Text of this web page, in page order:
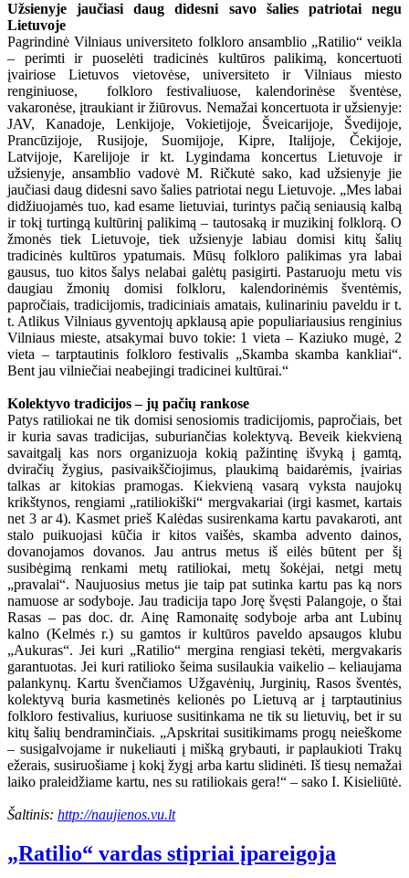
Užsienyje jaučiasi daug didesni savo šalies patriotai negu
Lietuvoje
Pagrindinė Vilniaus universiteto folkloro ansamblio „Ratilio“ veikla
– perimti ir puoselėti tradicinės kultūros palikimą, koncertuoti
įvairiose Lietuvos vietovėse, universiteto ir Vilniaus miesto
renginiuose, folkloro festivaliuose, kalendorinėse šventėse,
vakaronėse, įtraukiant ir žiūrovus. Nemažai koncertuota ir užsienyje:
JAV, Kanadoje, Lenkijoje, Vokietijoje, Šveicarijoje, Švedijoje,
Prancūzijoje, Rusijoje, Suomijoje, Kipre, Italijoje, Čekijoje,
Latvijoje, Karelijoje ir kt. Lygindama koncertus Lietuvoje ir
užsienyje, ansamblio vadovė M. Ričkutė sako, kad užsienyje jie
jaučiasi daug didesni savo šalies patriotai negu Lietuvoje. „Mes labai
didžiuojamės tuo, kad esame lietuviai, turintys pačią seniausią kalbą
ir tokį turtingą kultūrinį palikimą – tautosaką ir muzikinį folklorą. O
žmonės tiek Lietuvoje, tiek užsienyje labiau domisi kitų šalių
tradicinės kultūros ypatumais. Mūsų folkloro palikimas yra labai
gausus, tuo kitos šalys nelabai galėtų pasigirti. Pastaruoju metu vis
daugiau žmonių domisi folkloru, kalendorinėmis šventėmis,
papročiais, tradicijomis, tradiciniais amatais, kulinariniu paveldu ir t.
t. Atlikus Vilniaus gyventojų apklausą apie populiariausius renginius
Vilniaus mieste, atsakymai buvo tokie: 1 vieta – Kaziuko mugė, 2
vieta – tarptautinis folkloro festivalis „Skamba skamba kankliai“.
Bent jau vilniečiai neabejingi tradicinei kultūrai.“
Kolektyvo tradicijos – jų pačių rankose
Patys ratiliokai ne tik domisi senosiomis tradicijomis, papročiais, bet
ir kuria savas tradicijas, suburiančias kolektyvą. Beveik kiekvieną
savaitgalį kas nors organizuoja kokią pažintinę išvyką į gamtą,
dviračių žygius, pasivaikščiojimus, plaukimą baidarėmis, įvairias
talkas ar kitokias pramogas. Kiekvieną vasarą vyksta naujokų
krikštynos, rengiami „ratiliokiški“ mergvakariai (irgi kasmet, kartais
net 3 ar 4). Kasmet prieš Kalėdas susirenkama kartu pavakaroti, ant
stalo puikuojasi kūčia ir kitos vaišės, skamba advento dainos,
dovanojamos dovanos. Jau antrus metus iš eilės būtent per šį
susibėgimą renkami metų ratiliokai, metų šokėjai, netgi metų
„pravalai“. Naujuosius metus jie taip pat sutinka kartu pas ką nors
namuose ar sodyboje. Jau tradicija tapo Jorę švęsti Palangoje, o štai
Rasas – pas doc. dr. Ainę Ramonaitę sodyboje arba ant Lubinų
kalno (Kelmės r.) su gamtos ir kultūros paveldo apsaugos klubu
„Aukuras“. Jei kuri „Ratilio“ mergina rengiasi tekėti, mergvakaris
garantuotas. Jei kuri ratilioko šeima susilaukia vaikelio – keliaujama
palankynų. Kartu švenčiamos Užgavėnių, Jurginių, Rasos šventės,
kolektyvą buria kasmetinės kelionės po Lietuvą ar į tarptautinius
folkloro festivalius, kuriuose susitinkama ne tik su lietuvių, bet ir su
kitų šalių bendraminčiais. „Apskritai susitikimams progų neieškome
– susigalvojame ir nukeliauti į mišką grybauti, ir paplaukioti Trakų
ežerais, susiruošiame į kokį žygį arba kartu slidinėti. Iš tiesų nemažai
laiko praleidžiame kartu, nes su ratiliokais gera!“ – sako I. Kisieliūtė.
Šaltinis: http://naujienos.vu.lt
„Ratilio“ vardas stipriai įpareigoja